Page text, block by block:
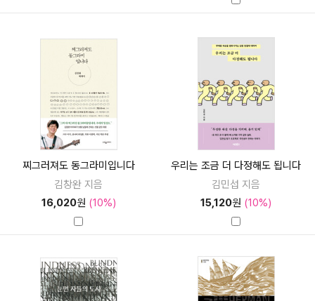
찌그러져도 동그라미입니다
김창완 지음
16,020원 (10%)
우리는 조금 더 다정해도 됩니다
김민섭 지음
15,120원 (10%)